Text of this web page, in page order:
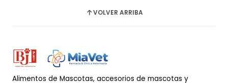
VOLVER ARRIBA
Alimentos de Mascotas, accesorios de mascotas y